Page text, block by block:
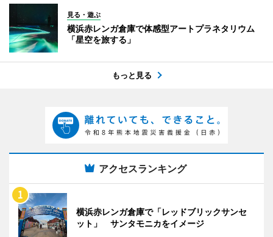
見る・遊ぶ
横浜赤レンガ倉庫で体感型アートプラネタリウム
「星空を旅する」
もっと見る
アクセスランキング
横浜赤レンガ倉庫で「レッドブリックサンセ
ット」 サンタモニカをイメージ